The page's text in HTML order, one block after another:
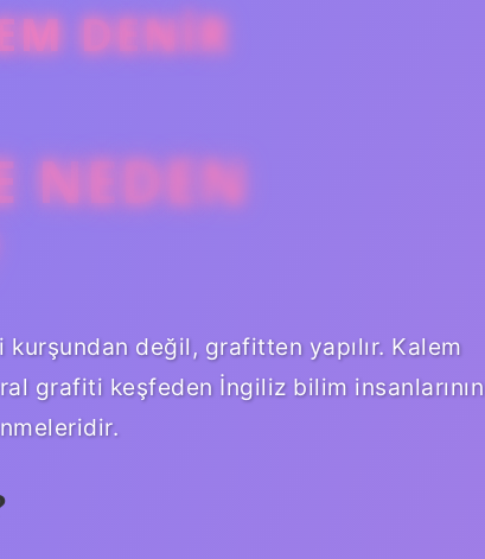
DENIR
NEDEN
değil, grafitten yapılır. Kalem
grafiti keşfeden İngiliz bilim insanlarının